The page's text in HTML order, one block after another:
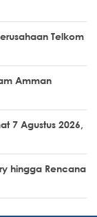
Telkom
Amman
7 Agustus 2026,
hingga Rencana